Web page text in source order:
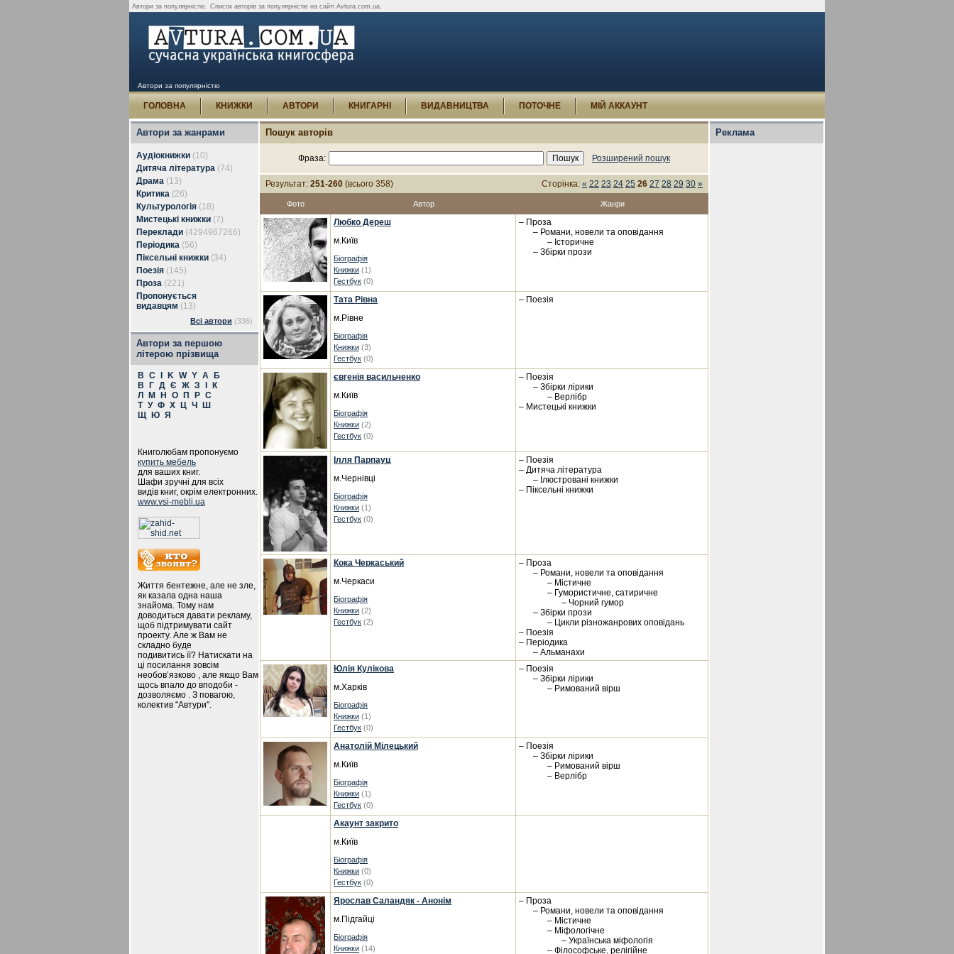
Автори за популярністю. Список авторів за популярністю на сайті Avtura.com.ua.
Автори за популярністю
ГОЛОВНА КНИЖКИ АВТОРИ КНИГАРНІ ВИДАВНИЦТВА ПОТОЧНЕ МІЙ АККАУНТ
Автори за жанрами
Аудіокнижки (10)
Дитяча література (74)
Драма (13)
Критика (26)
Культурологія (18)
Мистецькі книжки (7)
Переклади (4294967266)
Періодика (56)
Піксельні книжки (34)
Поезія (145)
Проза (221)
Пропонується
видавцям (13)
Всі автори (336)
Автори за першою
літерою прізвища
B C K W Y А
Б
В
Г Д Є Ж З
К
Л
М Н О П Р С
Т У Ф Х Ц Ч
Ш
Щ
Ю Я
Книголюбам пропонуємо
купить мебель
для ваших книг.
Шафи зручні для всіх
видів книг, окрім електронних.
www.vsi-mebli.ua
Життя бентежне, але не зле,
як казала одна наша
знайома. Тому нам
доводиться давати рекламу,
щоб підтримувати сайт
проекту. Але ж Вам не
складно буде
подивитись її? Натискати на
ці посилання зовсім
необов’язково , але якщо Вам
щось впало до вподоби -
дозволяємо . З повагою,
колектив "Автури".
Пошук авторів
Фраза: Розширений пошук
Результат: 251-260 (всього 358) Сторінка: « 22 23 24 25 26 27 28 29 30 »
Фото Автор Жанри
Любко Дереш
м.Київ
Біографія
Книжки (1)
Гестбук (0)
– Проза
– Романи, новели та оповідання
– Історичне
– Збірки прози
Тата Рівна
м.Рівне
Біографія
Книжки (3)
Гестбук (0)
– Поезія
євгенія васильченко
м.Київ
Біографія
Книжки (2)
Гестбук (0)
– Поезія
– Збірки лірики
– Верлібр
– Мистецькі книжки
Ілля Парпауц
м.Чернівці
Біографія
Книжки (1)
Гестбук (0)
– Поезія
– Дитяча література
– Ілюстровані книжки
– Піксельні книжки
Кока Черкаський
м.Черкаси
Біографія
Книжки (2)
Гестбук (2)
– Проза
– Романи, новели та оповідання
– Містичне
– Гумористичне, сатиричне
– Чорний гумор
– Збірки прози
– Цикли різножанрових оповідань
– Поезія
– Періодика
– Альманахи
Юлія Кулікова
м.Харків
Біографія
Книжки (1)
Гестбук (0)
– Поезія
– Збірки лірики
– Римований вірш
Анатолій Мілецький
м.Київ
Біографія
Книжки (1)
Гестбук (0)
– Поезія
– Збірки лірики
– Римований вірш
– Верлібр
Акаунт закрито
м.Київ
Біографія
Книжки (0)
Гестбук (0)
Ярослав Саландяк - Анонім
м.Підгайці
Біографія
Книжки (14)
– Проза
– Романи, новели та оповідання
– Містичне
– Міфологічне
– Українська міфологія
– Філософське, релігійне
Реклама